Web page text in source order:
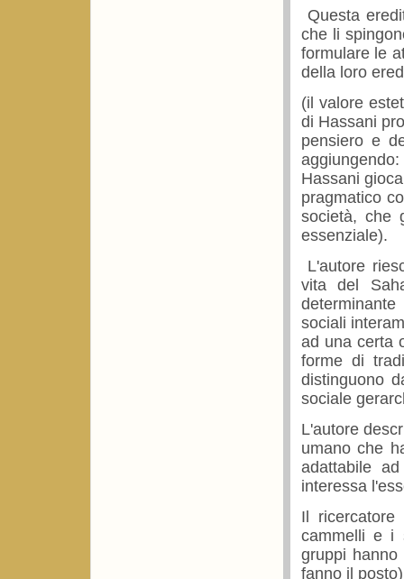
Questa
che li
formulare le
della loro
(il valore
di Hassani
pensiero e
Hassani
pragmatico
società, che
essenziale).
L'autore
vita del
sociali
ad una certa
forme di
distinguono
sociale
L'autore
umano che
adattabile
interessa
Il
cammelli e i
gruppi
fanno il posto)